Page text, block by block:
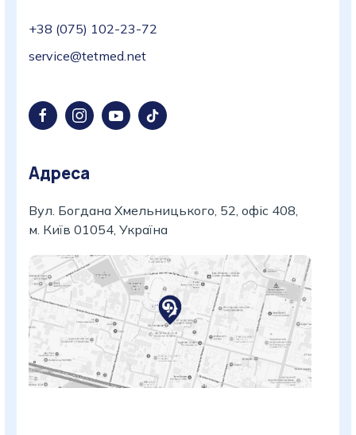
+38 (075) 102-23-72
service@tetmed.net
Адреса
Вул. Богдана Хмельницького, 52, офіс 408,
м. Київ 01054, Україна